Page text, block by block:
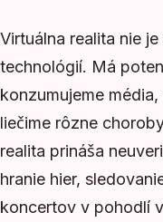
Virtuálna realita nie
technológií. Má
konzumujeme
liečime rôzne
realita prináša
hranie hier,
koncertov v pohodlí